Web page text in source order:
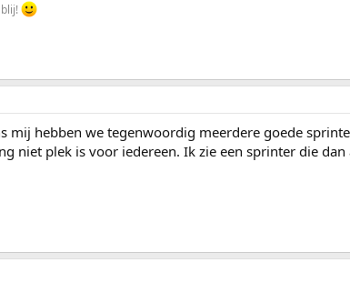
mij hebben we tegenwoordig meerdere goede
niet plek is voor iedereen. Ik zie een sprinter die